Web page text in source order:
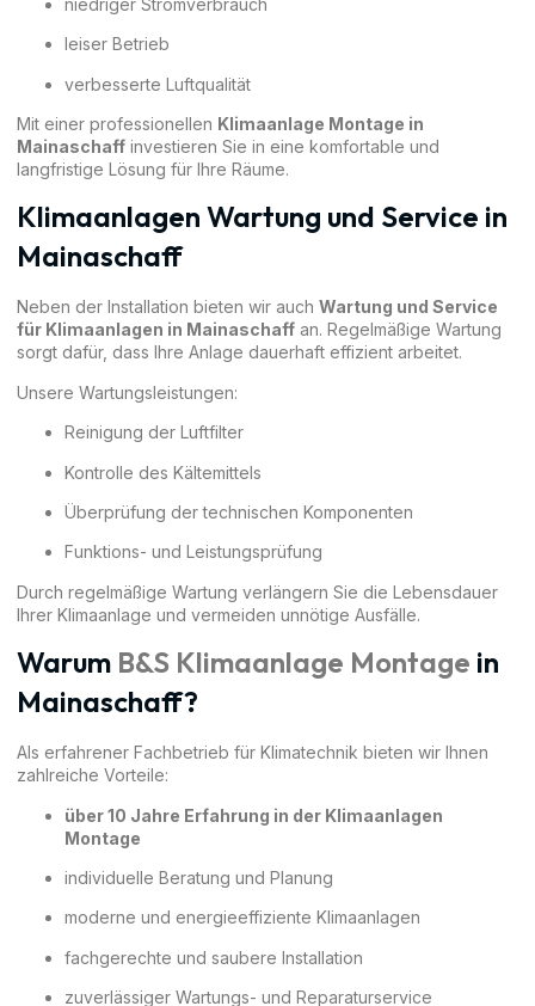
leiser Betrieb
verbesserte Luftqualität
Mit einer professionellen Klimaanlage Montage in
Mainaschaff investieren Sie in eine komfortable und
langfristige Lösung für Ihre Räume.
Klimaanlagen Wartung und Service in
Mainaschaff
Neben der Installation bieten wir auch Wartung und Service
für Klimaanlagen in Mainaschaff an. Regelmäßige Wartung
sorgt dafür, dass Ihre Anlage dauerhaft effizient arbeitet.
Unsere Wartungsleistungen:
Reinigung der Luftfilter
Kontrolle des Kältemittels
Überprüfung der technischen Komponenten
Funktions- und Leistungsprüfung
Durch regelmäßige Wartung verlängern Sie die Lebensdauer
Ihrer Klimaanlage und vermeiden unnötige Ausfälle.
Warum B&S Klimaanlage Montage in
Mainaschaff?
Als erfahrener Fachbetrieb für Klimatechnik bieten wir Ihnen
zahlreiche Vorteile:
über 10 Jahre Erfahrung in der Klimaanlagen
Montage
individuelle Beratung und Planung
moderne und energieeffiziente Klimaanlagen
fachgerechte und saubere Installation
zuverlässiger Wartungs- und Reparaturservice